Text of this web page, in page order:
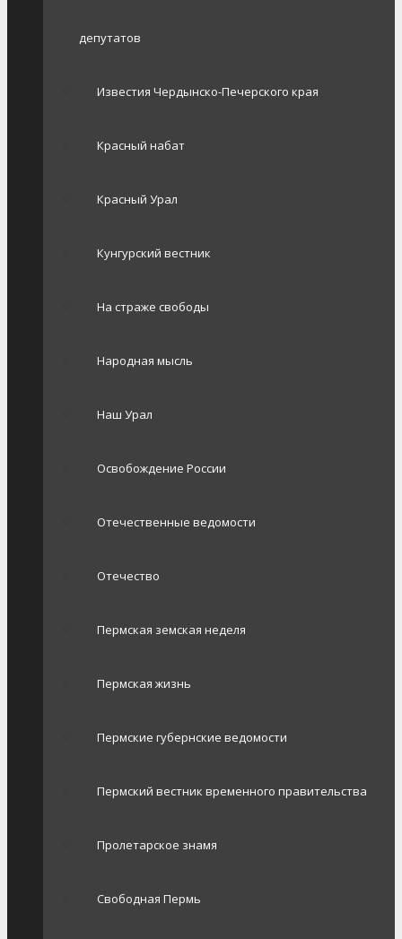
депутатов
Известия Чердынско-Печерского края
Красный набат
Красный Урал
Кунгурский вестник
На страже свободы
Народная мысль
Наш Урал
Освобождение России
Отечественные ведомости
Отечество
Пермская земская неделя
Пермская жизнь
Пермские губернские ведомости
Пермский вестник временного правительства
Пролетарское знамя
Свободная Пермь